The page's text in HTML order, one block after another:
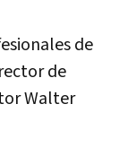
de
de
Walter